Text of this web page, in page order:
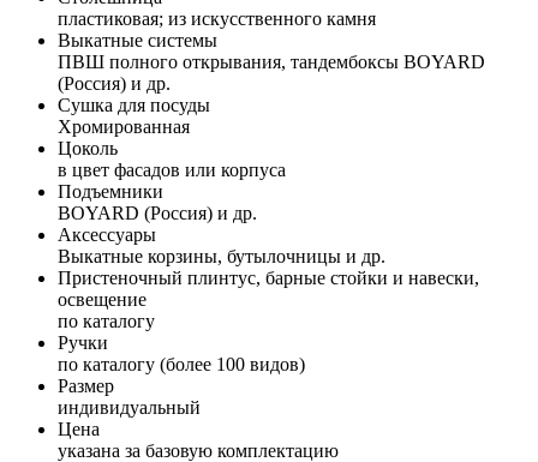
пластиковая; из искусственного камня
Выкатные системы
ПВШ полного открывания, тандембоксы BOYARD
(Россия) и др.
Сушка для посуды
Хромированная
Цоколь
в цвет фасадов или корпуса
Подъемники
BOYARD (Россия) и др.
Аксессуары
Выкатные корзины, бутылочницы и др.
Пристеночный плинтус, барные стойки и навески,
освещение
по каталогу
Ручки
по каталогу (более 100 видов)
Размер
индивидуальный
Цена
указана за базовую комплектацию